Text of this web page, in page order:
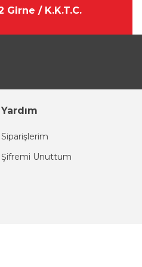
/ K.K.T.C.
Yardım
Siparişlerim
Şifremi Unuttum